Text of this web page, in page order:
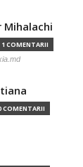
1 COMENTARII
COMENTARII